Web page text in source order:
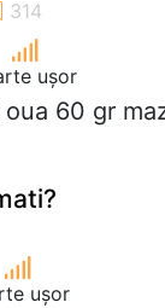
ușor
60 gr
ușor